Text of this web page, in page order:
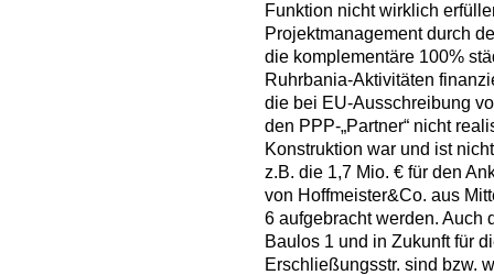
Funktion nicht wirklich
Projektmanagement durch
die komplementäre 100%
Ruhrbania-Aktivitäten
die bei EU-Ausschreibung
den PPP-„Partner“ nicht
Konstruktion war und ist
z.B. die 1,7 Mio. € für den
von Hoffmeister&Co. aus
6 aufgebracht werden. Auch
Baulos 1 und in Zukunft für
Erschließungsstr. sind bzw.